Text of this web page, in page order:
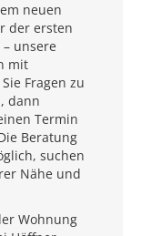
neuen
der ersten
unsere
mit
Fragen zu
dann
Termin
Beratung
suchen
Nähe und
Wohnung